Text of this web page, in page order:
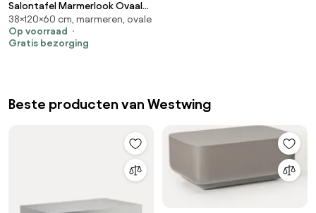
Salontafel Marmerlook Ovaal
Bruin - 120 X 60cm.
38×120×60 cm, marmeren, ovale
Op voorraad
Gratis bezorging
Beste producten van Westwing